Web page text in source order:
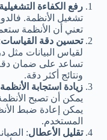
رفع الكفاءة التشغيلية
تشغيل الأنظمة.
تعني أن الأنظمة
تحسين دقة القياسات
لقياس البيانات مثل
تساعد على ضمان دقة
ونتائج أكثر دقة.
زيادة استجابة الأنظمة
يمكن أن تصبح
يمكن إعادة ضبط
المستخدم.
تقليل الأعطال: